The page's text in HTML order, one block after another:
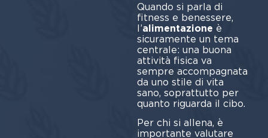
Quando si parla di
fitness e benessere,
l’alimentazione è
sicuramente un tema
centrale: una buona
attività fisica va
sempre accompagnata
da uno stile di vita
sano, soprattutto per
quanto riguarda il cibo.
Per chi si allena, è
importante valutare